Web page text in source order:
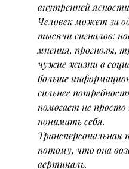
внутренней
Человек может за
тысячи сигналов:
мнения, прогнозы,
чужие жизни в
больше
сильнее
помогает не
понимать себя.
Трансперсональная
потому, что она
вертикаль.